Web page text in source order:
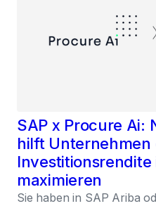
SAP x Procure Ai:
hilft Unternehmen
Investitionsrendite
maximieren
Sie haben in SAP Ariba